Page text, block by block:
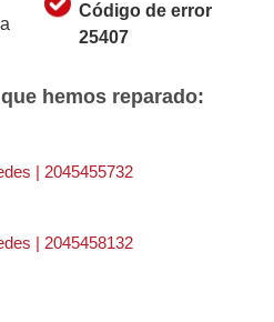
Código de error
25407
hemos reparado:
| 2045455732
| 2045458132